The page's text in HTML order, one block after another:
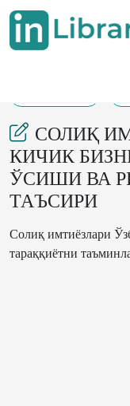
СОЛИҚ
КИЧИК
ЎСИШИ ВА
ТАЪСИРИ
Солиқ имтиёзлари
тараққиётни